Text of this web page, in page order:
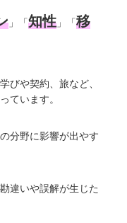
」「知性 」「移
びや契約、旅など、
ています。
分野に影響が出やす
違いや誤解が生じた